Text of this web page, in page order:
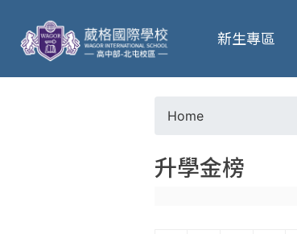
葳
格
o
Home
升學金榜
新生專區